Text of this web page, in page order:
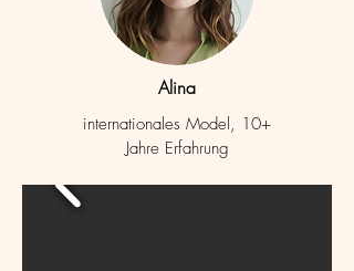
Alina
internationales Model, 10+
Jahre Erfahrung